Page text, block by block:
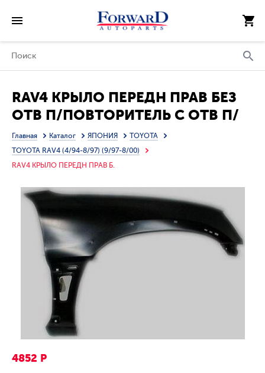
RAV4 КРЫЛО ПЕРЕДН ПРАВ БЕЗ
ОТВ П/ПОВТОРИТЕЛЬ С ОТВ П/
РАСШИРИТ (ТАЙВАНЬ)
Главная Каталог ЯПОНИЯ
TOYOTA
TOYOTA RAV4 (4/94-8/97) (9/97-8/00)
RAV4 КРЫЛО ПЕРЕДН ПРАВ Б.
4852 Р